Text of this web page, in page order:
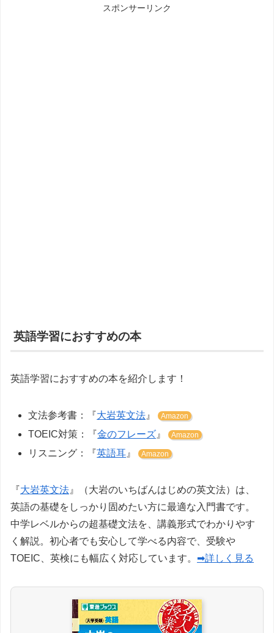
スポンサーリンク
英語学習におすすめの本
英語学習におすすめの本を紹介します！
文法参考書：『大岩英文法 』 Amazon
TOEIC対策：『金のフレーズ 』 Amazon
リスニング：『英語耳 』 Amazon
『大岩英文法 』（大岩のいちばんはじめの英文法）は、
英語の基礎をしっかり固めたい方に最適な入門書です。
中学レベルからの超基礎文法を、講義形式でわかりやす
く解説。初心者でも安心して学べる内容で、受験や
TOEIC、英検にも幅広く対応しています。 ➡詳しく見る